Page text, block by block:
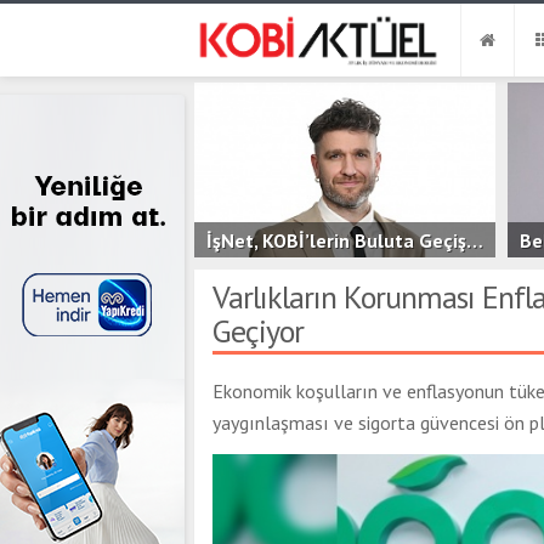
İşNet, KOBİ’lerin Buluta Geçişini Kolaylaştıran Yeni Hizmeti bluutyKonfor’u Duyurdu
Varlıkların Korunması
Geçiyor
Ekonomik koşulların ve enflasyonun
yaygınlaşması ve sigorta güvencesi ön